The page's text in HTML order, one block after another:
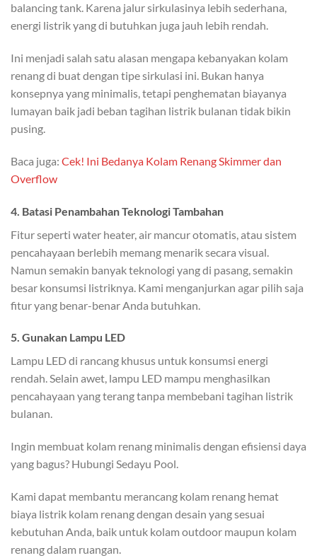
balancing tank. Karena jalur sirkulasinya lebih sederhana,
energi listrik yang di butuhkan juga jauh lebih rendah.
Ini menjadi salah satu alasan mengapa kebanyakan kolam
renang di buat dengan tipe sirkulasi ini. Bukan hanya
konsepnya yang minimalis, tetapi penghematan biayanya
lumayan baik jadi beban tagihan listrik bulanan tidak bikin
pusing.
Baca juga: Cek! Ini Bedanya Kolam Renang Skimmer dan
Overflow
4. Batasi Penambahan Teknologi Tambahan
Fitur seperti water heater, air mancur otomatis, atau sistem
pencahayaan berlebih memang menarik secara visual.
Namun semakin banyak teknologi yang di pasang, semakin
besar konsumsi listriknya. Kami menganjurkan agar pilih saja
fitur yang benar-benar Anda butuhkan.
5. Gunakan Lampu LED
Lampu LED di rancang khusus untuk konsumsi energi
rendah. Selain awet, lampu LED mampu menghasilkan
pencahayaan yang terang tanpa membebani tagihan listrik
bulanan.
Ingin membuat kolam renang minimalis dengan efisiensi daya
yang bagus? Hubungi Sedayu Pool.
Kami dapat membantu merancang kolam renang hemat
biaya listrik kolam renang dengan desain yang sesuai
kebutuhan Anda, baik untuk kolam outdoor maupun kolam
renang dalam ruangan.